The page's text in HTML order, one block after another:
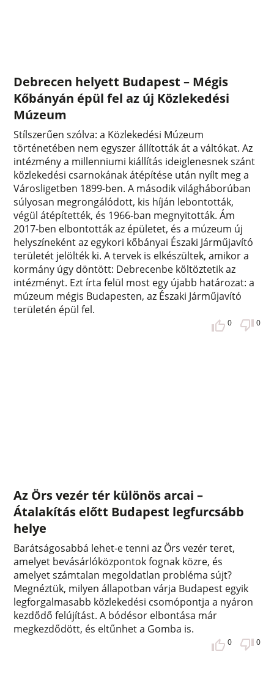
Debrecen helyett Budapest – Mégis
Kőbányán épül fel az új Közlekedési
Múzeum
Stílszerűen szólva: a Közlekedési Múzeum
történetében nem egyszer állították át a váltókat. Az
intézmény a millenniumi kiállítás ideiglenesnek szánt
közlekedési csarnokának átépítése után nyílt meg a
Városligetben 1899-ben. A második világháborúban
súlyosan megrongálódott, kis híján lebontották,
végül átépítették, és 1966-ban megnyitották. Ám
2017-ben elbontották az épületet, és a múzeum új
helyszíneként az egykori kőbányai Északi Járműjavító
területét jelölték ki. A tervek is elkészültek, amikor a
kormány úgy döntött: Debrecenbe költöztetik az
intézményt. Ezt írta felül most egy újabb határozat: a
múzeum mégis Budapesten, az Északi Járműjavító
területén épül fel.
0 0
Az Örs vezér tér különös arcai –
Átalakítás előtt Budapest legfurcsább
helye
Barátságosabbá lehet-e tenni az Örs vezér teret,
amelyet bevásárlóközpontok fognak közre, és
amelyet számtalan megoldatlan probléma sújt?
Megnéztük, milyen állapotban várja Budapest egyik
legforgalmasabb közlekedési csomópontja a nyáron
kezdődő felújítást. A bódésor elbontása már
megkezdődött, és eltűnhet a Gomba is.
0 0